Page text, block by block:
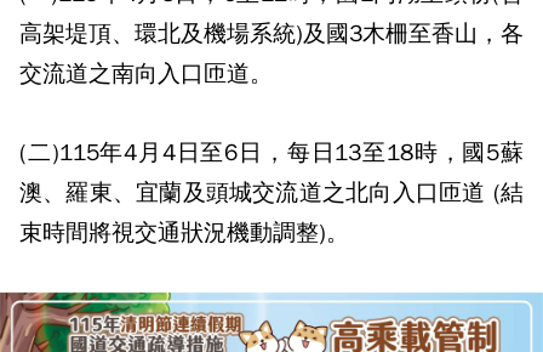
高架堤頂、環北及機場系統)及國3木柵至香山，各
交流道之南向入口匝道。
(二)115年4月4日至6日，每日13至18時，國5蘇
澳、羅東、宜蘭及頭城交流道之北向入口匝道 (結
束時間將視交通狀況機動調整)。